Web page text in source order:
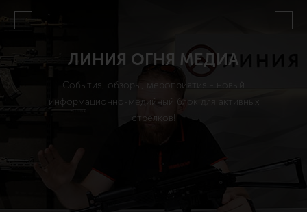
ЛИНИЯ ОГНЯ МЕДИА
События, обзоры, мероприятия - новый
информационно-медийный блок для активных
стрелков!